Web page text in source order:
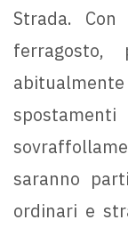
Strada.
saranno
ordinari e